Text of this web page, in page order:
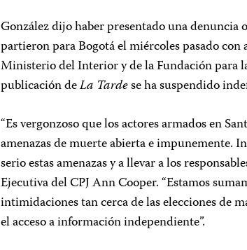
González dijo haber presentado una denuncia
partieron para Bogotá el miércoles pasado con
Ministerio del Interior y de la Fundación para
publicación deLa Tardese ha suspendido
“Es vergonzoso que los actores armados en
amenazas de muerte abierta e impunemente.
serio estas amenazas y a llevar a los
Ejecutiva del CPJ Ann Cooper. “Estamos
intimidaciones tan cerca de las elecciones de
el acceso a información independiente”.